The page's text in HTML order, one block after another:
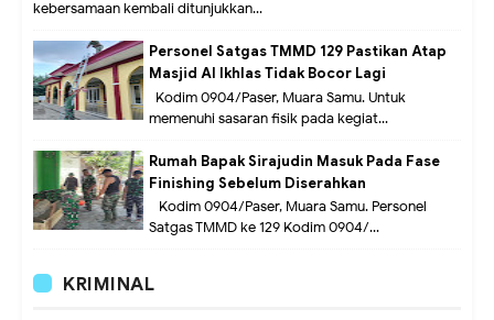
kebersamaan kembali ditunjukkan...
Personel Satgas TMMD 129 Pastikan Atap
Masjid Al Ikhlas Tidak Bocor Lagi
Kodim 0904/Paser, Muara Samu. Untuk
memenuhi sasaran fisik pada kegiat...
Rumah Bapak Sirajudin Masuk Pada Fase
Finishing Sebelum Diserahkan
Kodim 0904/Paser, Muara Samu. Personel
Satgas TMMD ke 129 Kodim 0904/...
KRIMINAL